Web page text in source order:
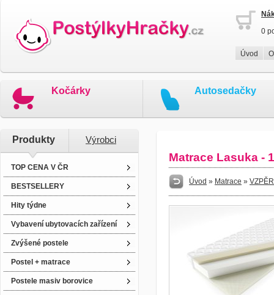
0
Úvod
Kočárky Autosedačky
Produkty Výrobci
TOP CENA V ČR
BESTSELLERY
Hity týdne
Vybavení ubytovacích zařízení
Zvýšené postele
Postel + matrace
Postele masiv borovice
Matrace Lasuka -
Úvod » Matrace »